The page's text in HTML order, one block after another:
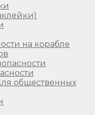
на корабле
общественных